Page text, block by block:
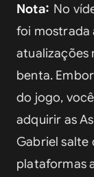
Nota: No
foi mostrada
atualizações
benta.
do jogo,
adquirir as
Gabriel salte
plataformas